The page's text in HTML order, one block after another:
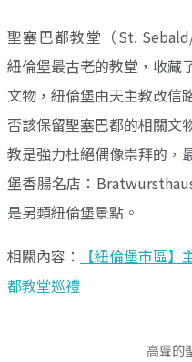
聖塞巴都教堂（St.
紐倫堡最古老的教堂，收藏
文物，紐倫堡由天主教改信
否該保留聖塞巴都的相關文
教是強力杜絕偶像崇拜的，
堡香腸名店：
是另類紐倫堡景點。
相關內容：
【紐倫堡市區
都教堂巡禮
高聳的